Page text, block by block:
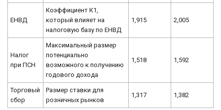
ЕНВД
Коэффициент К1,
который влияет на
налоговую базу по ЕНВД
1,915 2,005
Налог
при ПСН
Максимальный размер
потенциально
возможного к получению
годового дохода
1,518 1,592
Торговый
сбор
Размер ставки для
розничных рынков
1,317 1,382